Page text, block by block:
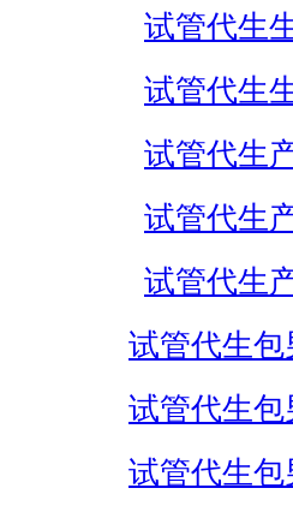
试管代生
试管代生
试管代生
试管代生
试管代生
试管代生包
试管代生包
试管代生包